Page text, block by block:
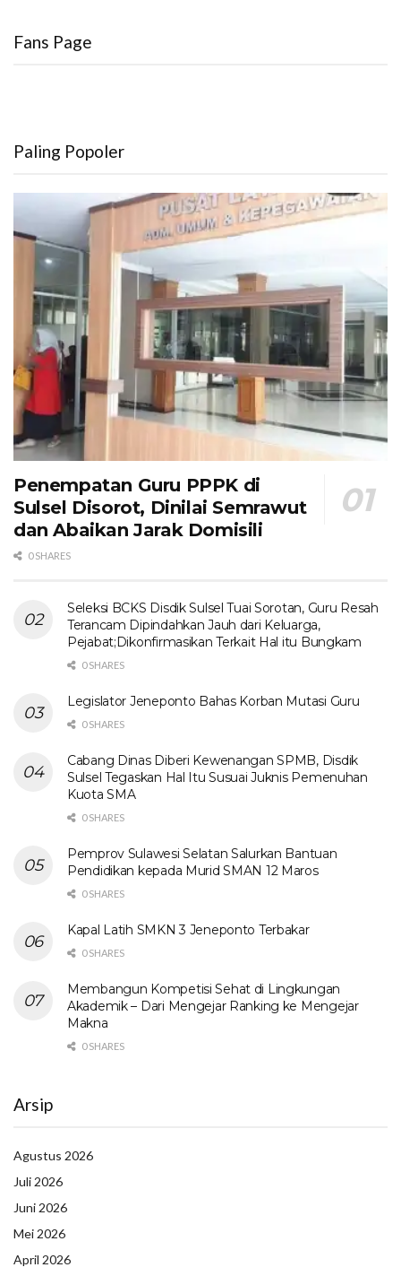
Fans Page
Paling Popoler
Penempatan Guru PPPK di
Sulsel Disorot, Dinilai Semrawut
dan Abaikan Jarak Domisili
0 SHARES
Seleksi BCKS Disdik Sulsel Tuai Sorotan, Guru Resah
Terancam Dipindahkan Jauh dari Keluarga,
Pejabat;Dikonfirmasikan Terkait Hal itu Bungkam
0 SHARES
Legislator Jeneponto Bahas Korban Mutasi Guru
0 SHARES
Cabang Dinas Diberi Kewenangan SPMB, Disdik
Sulsel Tegaskan Hal Itu Susuai Juknis Pemenuhan
Kuota SMA
0 SHARES
Pemprov Sulawesi Selatan Salurkan Bantuan
Pendidikan kepada Murid SMAN 12 Maros
0 SHARES
Kapal Latih SMKN 3 Jeneponto Terbakar
0 SHARES
Membangun Kompetisi Sehat di Lingkungan
Akademik – Dari Mengejar Ranking ke Mengejar
Makna
0 SHARES
Arsip
Agustus 2026
Juli 2026
Juni 2026
Mei 2026
April 2026